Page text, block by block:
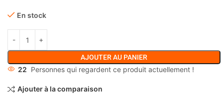
En stock
AJOUTER AU PANIER
22 Personnes qui regardent ce produit actuellement !
Ajouter à la comparaison